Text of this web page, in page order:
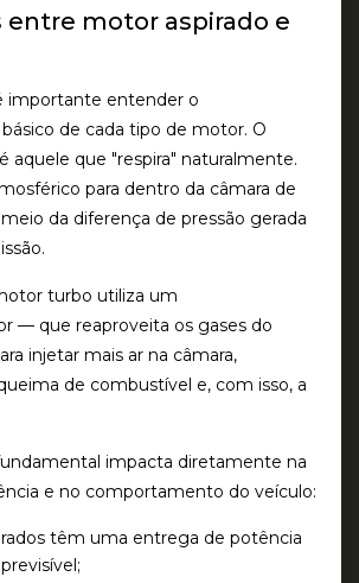
entre motor aspirado e
importante entender o
de cada tipo de motor. O
é aquele que "respira" naturalmente.
para dentro da câmara de
da diferença de pressão gerada
turbo utiliza um
— que reaproveita os gases do
injetar mais ar na câmara,
de combustível e, com isso, a
impacta diretamente na
e no comportamento do veículo:
têm uma entrega de potência